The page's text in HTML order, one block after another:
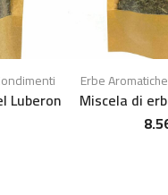
Luberon
Erbe
Miscela di